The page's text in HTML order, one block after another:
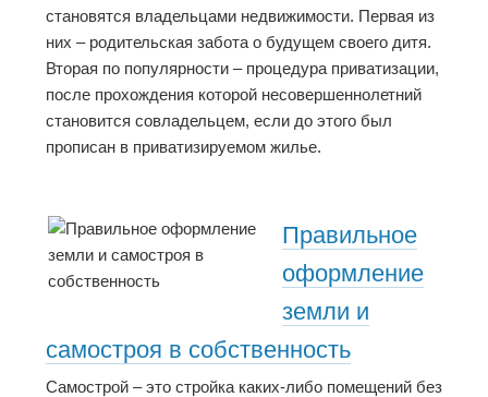
становятся владельцами недвижимости. Первая из
них – родительская забота о будущем своего дитя.
Вторая по популярности – процедура приватизации,
после прохождения которой несовершеннолетний
становится совладельцем, если до этого был
прописан в приватизируемом жилье.
Правильное
оформление
земли и
самостроя в собственность
Самострой – это стройка каких-либо помещений без